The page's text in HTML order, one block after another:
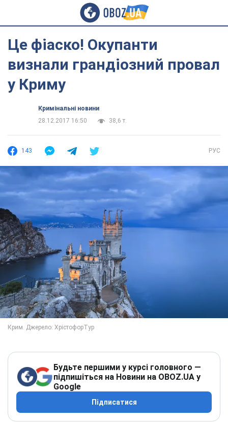
Це фіаско! Окупанти
визнали грандіозний провал
у Криму
Кримінальні новини
28.12.2017 16:50
38,6 т.
143 РУС
Будьте першими у курсі головного —
підпишіться на Новини на OBOZ.UA у
Google
Підписатися